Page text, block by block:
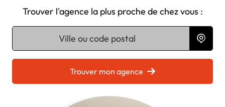
Trouver l'agence la plus proche de chez vous :
Chargement...
Trouver mon agence